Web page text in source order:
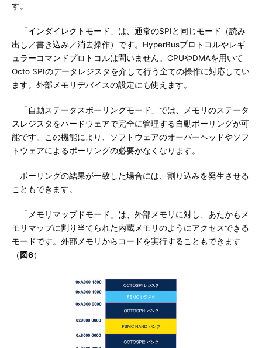
す。
「インダイレクトモード」は、通常のSPIと同じモード（読み
出し／書き込み／消去操作）です。HyperBusプロトコルやレギ
ュラーコマンドプロトコルは問いません。CPUやDMAを用いて
Octo SPIのデータレジスタを介して行う全ての操作に対応してい
ます。外部メモリデバイスの設定にも使えます。
「自動ステータスポーリングモード」では、メモリのステータ
スレジスタをハードウェアで完全に管理する自動ポーリングが可
能です。この機能により、ソフトウェアのオーバーヘッドやソフ
トウェアによるポーリングの必要がなくなります。
ポーリングの結果が一致した場合には、割り込みを発生させる
こともできます。
「メモリマップドモード」は、外部メモリに対し、あたかもメ
モリマップに割り当てられた内蔵メモリのようにアクセスできる
モードです。外部メモリからコードを実行することもできます
（ 図6）